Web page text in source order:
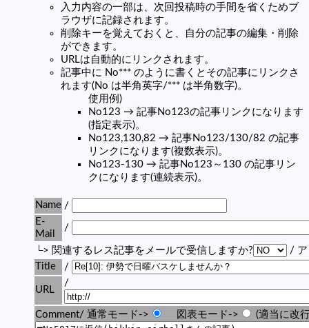
入力内容の一部は、次回投稿時の手間を省くためブ
ラウザに記録されます。
削除キーを覚えておくと、自分の記事の編集・削除
ができます。
URLは自動的にリンクされます。
記事中に No*** のように書くとその記事にリンクさ
れます(No は半角英字/*** は半角数字)。
使用例)
No123 → 記事No123の記事リンクになります
(指定表示)。
No123,130,82 → 記事No123/130/82 の記事
リンクになります(複数表示)。
No123-130 → 記事No123～130 の記事リン
クになります(連続表示)。
Name /
E-
Mail
/
└> 関連するレス記事をメールで受信しますか?
/ ア
Title
/
URL
/
Comment/ 通常モード-> 図表モード-> (適当に改